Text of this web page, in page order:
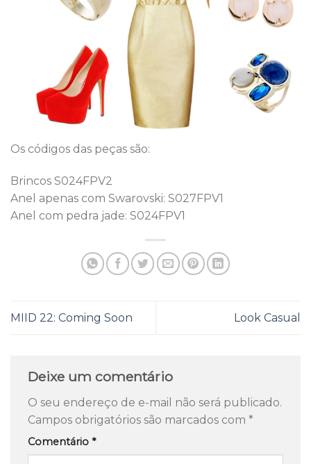
Os códigos das peças são:
Brincos S024FPV2
Anel apenas com Swarovski: S027FPV1
Anel com pedra jade: S024FPV1
MIID 22: Coming Soon Look Casual
Deixe um comentário
O seu endereço de e-mail não será publicado.
Campos obrigatórios são marcados com *
Comentário *